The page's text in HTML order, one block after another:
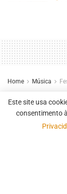
Home Música
Rock in
do
Este site usa
consentimento